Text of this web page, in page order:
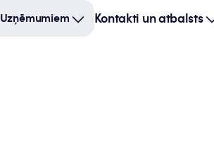
Uzņēmumiem Kontakti un atbalsts